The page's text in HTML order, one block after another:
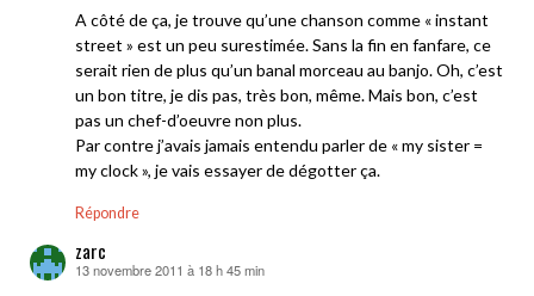
A côté de ça, je trouve qu’une chanson comme « instant
street » est un peu surestimée. Sans la fin en fanfare, ce
serait rien de plus qu’un banal morceau au banjo. Oh, c’est
un bon titre, je dis pas, très bon, même. Mais bon, c’est
pas un chef-d’oeuvre non plus.
Par contre j’avais jamais entendu parler de « my sister =
my clock », je vais essayer de dégotter ça.
Répondre
zarc
dit :
13 novembre 2011 à 18 h 45 min